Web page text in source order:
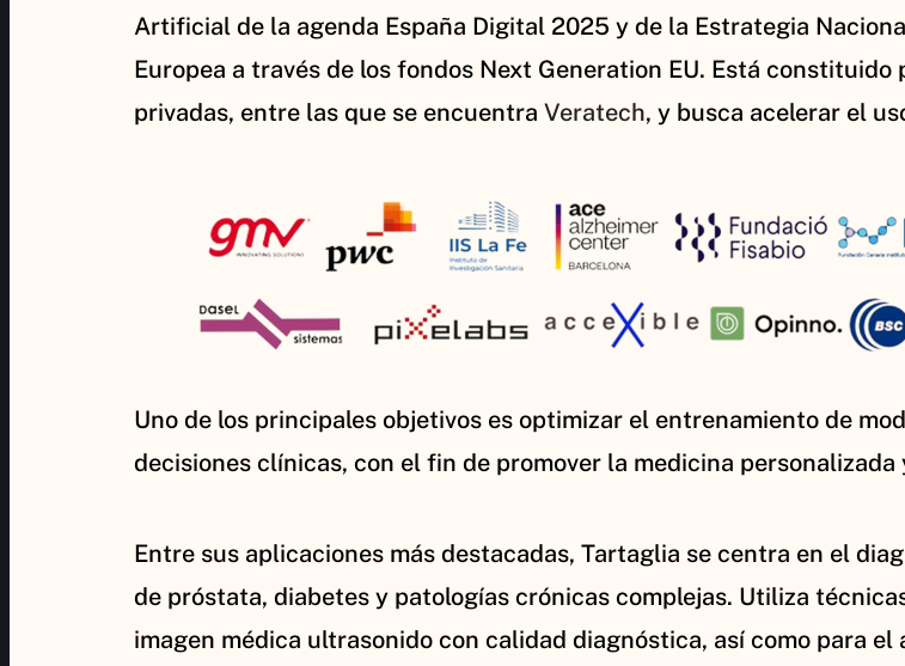
Artificial de la agenda España Digital 2025 y de la Estrategia
Europea a través de los fondos Next Generation EU. Está
privadas, entre las que se encuentra Veratech, y busca acelerar el
Uno de los principales objetivos es optimizar el entrenamiento de
decisiones clínicas, con el fin de promover la medicina personalizada
Entre sus aplicaciones más destacadas, Tartaglia se centra en el
de próstata, diabetes y patologías crónicas complejas. Utiliza
imagen médica ultrasonido con calidad diagnóstica, así como para